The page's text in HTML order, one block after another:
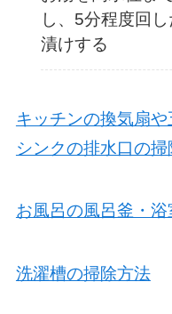
し、5分程度回
漬けする
キッチンの換気扇
シンクの排水口の
お風呂の風呂釜・
洗濯槽の掃除方法